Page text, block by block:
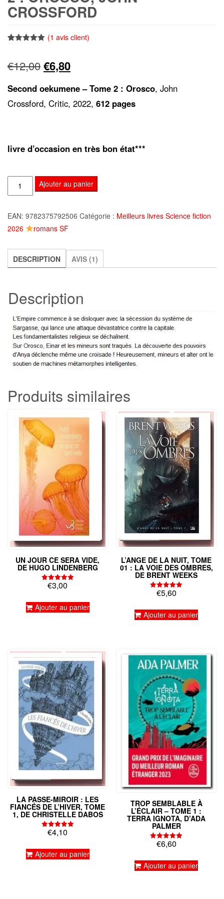
CROSSFORD
basé sur
notation
(1 avis client)
€12,00Le
prix
initial
€12,00.
€6,80Le
prix
actuel
€6,80.
Second oekumene – Tome 2 : Orosco, John
Crossford, Critic, 2022, 612 pages
livre d’occasion en très bon état***
quantité
de
oekumene
-
:
John
Crossford
Ajouter au panier
EAN: 9782375792506 Catégorie : Meilleurs livres Science fiction
2026
romans SF
DESCRIPTION AVIS (1)
Description
Produits similaires
UN JOUR CE SERA VIDE,
DE HUGO LINDENBERG
Note
5.00
€3,00
Ajouter au panier
L’ANGE DE LA NUIT, TOME
01 : LA VOIE DES OMBRES,
DE BRENT WEEKS
Note
5.00
€5,60
Ajouter au panier
LA PASSE-MIROIR : LES
FIANCÉS DE L’HIVER, TOME
1, DE CHRISTELLE DABOS
Note
€4,10
Ajouter au panier
TROP SEMBLABLE À
L’ÉCLAIR – TOME 1 :
TERRA IGNOTA, D’ADA
PALMER
Note
5.00
€6,60
Ajouter au panier